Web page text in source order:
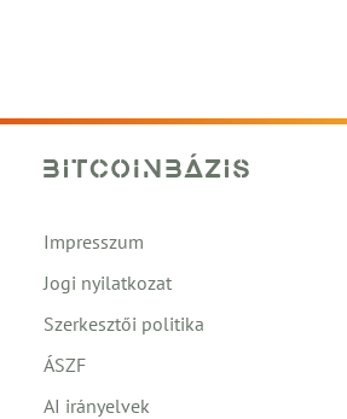
Impresszum
Jogi nyilatkozat
Szerkesztői politika
ÁSZF
AI irányelvek